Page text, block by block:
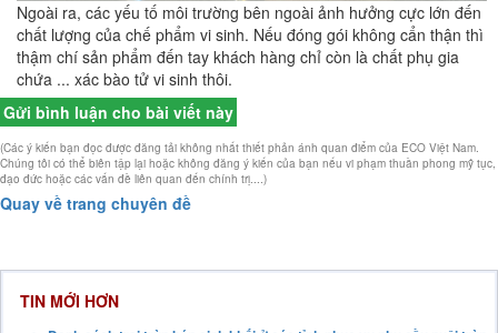
Ngoài ra, các yếu tố môi trường bên ngoài ảnh hưởng cực lớn đến
chất lượng của chế phẩm vi sinh. Nếu đóng gói không cẩn thận thì
thậm chí sản phẩm đến tay khách hàng chỉ còn là chất phụ gia
chứa ... xác bào tử vi sinh thôi.
Gửi bình luận cho bài viết này
(Các ý kiến bạn đọc được đăng tải không nhất thiết phản ánh quan điểm của ECO Việt Nam.
Chúng tôi có thể biên tập lại hoặc không đăng ý kiến của bạn nếu vi phạm thuần phong mỹ tục,
đạo đức hoặc các vấn đề liên quan đến chính trị....)
Quay về trang chuyên đề
TIN MỚI HƠN